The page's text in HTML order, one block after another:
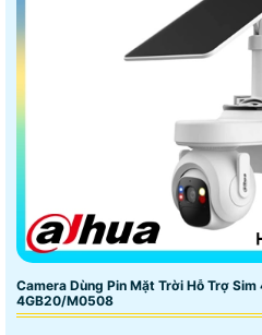
Camera Dùng Pin Mặt Trời Hỗ Trợ
4GB20/M0508